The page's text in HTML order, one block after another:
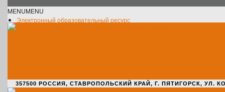
MENUMENU
Электронный образовательный ресурс
357500 РОССИЯ, СТАВРОПОЛЬСКИЙ КРАЙ, Г. ПЯТИГОРСК, УЛ.